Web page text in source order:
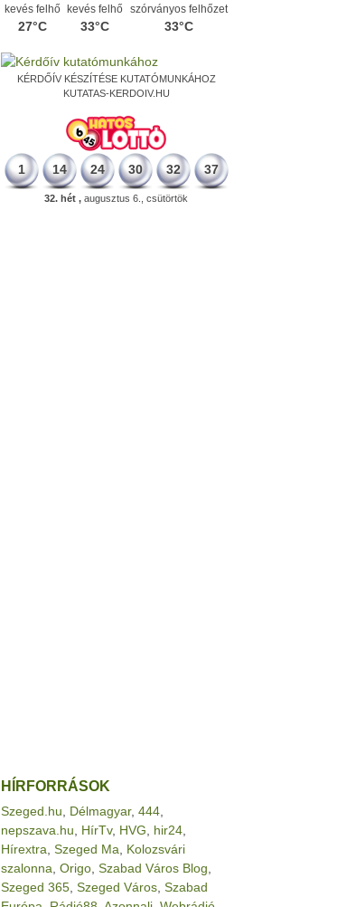
kevés felhő
27°C
kevés felhő
33°C
szórványos felhőzet
33°C
KÉRDŐÍV KÉSZÍTÉSE KUTATÓMUNKÁHOZ
KUTATAS-KERDOIV.HU
1 14 24 30 32 37
32. hét , augusztus 6., csütörtök
HÍRFORRÁSOK
Szeged.hu Délmagyar, 444
nepszava.hu
HírTv, HVG hir24
Hírextra Szeged Ma
Kolozsvári
szalonna Origo Szabad Város Blog
Szeged 365 Szeged Város Szabad